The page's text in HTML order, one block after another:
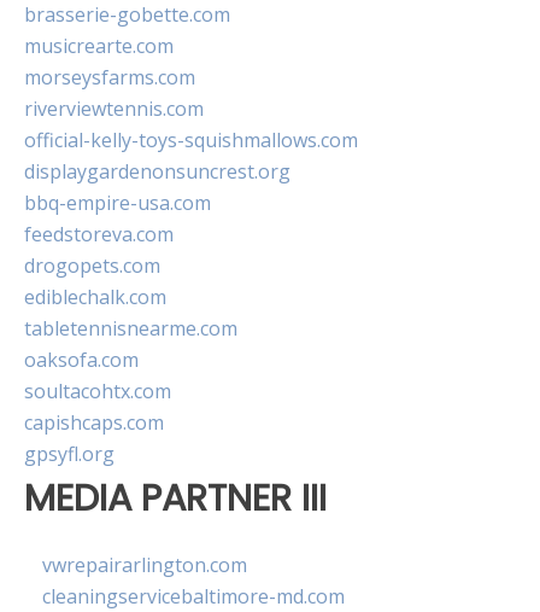
brasserie-gobette.com
musicrearte.com
morseysfarms.com
riverviewtennis.com
official-kelly-toys-squishmallows.com
displaygardenonsuncrest.org
bbq-empire-usa.com
feedstoreva.com
drogopets.com
ediblechalk.com
tabletennisnearme.com
oaksofa.com
soultacohtx.com
capishcaps.com
gpsyfl.org
MEDIA PARTNER III
vwrepairarlington.com
cleaningservicebaltimore-md.com